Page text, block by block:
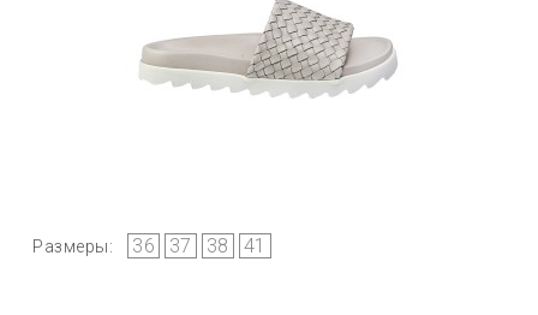
Размеры: 36 37 38 41